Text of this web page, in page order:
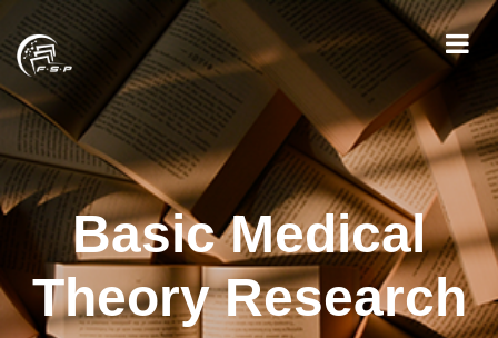
Basic Medical
Theory Research